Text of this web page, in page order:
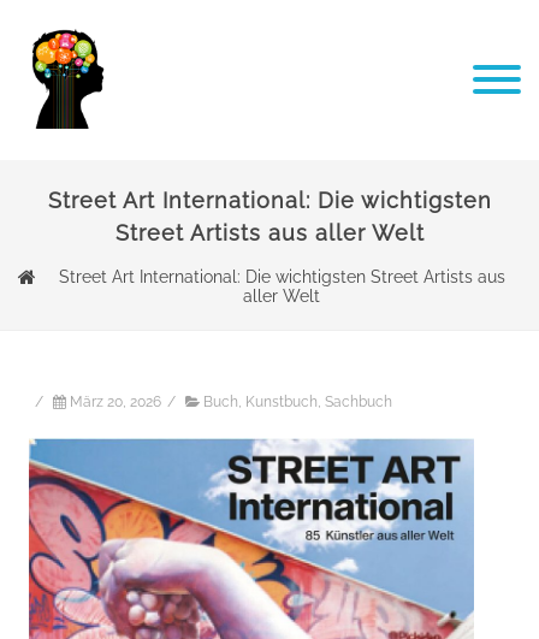
Street Art International: Die wichtigsten
Street Artists aus aller Welt
Street Art International: Die wichtigsten Street Artists aus
aller Welt
/ März 20, 2026 / Buch, Kunstbuch, Sachbuch